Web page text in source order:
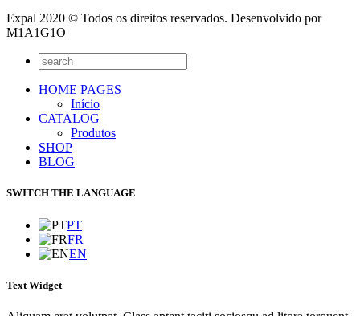
Expal 2020 © Todos os direitos reservados. Desenvolvido por
M1A1G1O
HOME PAGES
Início
CATALOG
Produtos
SHOP
BLOG
SWITCH THE LANGUAGE
PT
FR
EN
Text Widget